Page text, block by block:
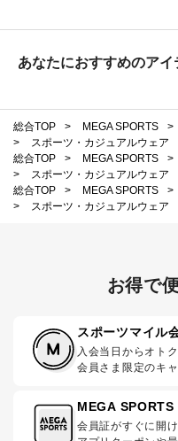
あなたにおすすめのアイ
総合TOP > MEGA SPORTS >
>
スポーツ・カジュアルウェア
総合TOP
> MEGA SPORTS >
>
スポーツ・カジュアルウェア
総合TOP
> MEGA SPORTS >
>
スポーツ・カジュアルウェア
お得で
スポーツマイル
入会当日からオト
会員さま限定のキ
MEGA SPORTS
会員証がすぐに開け